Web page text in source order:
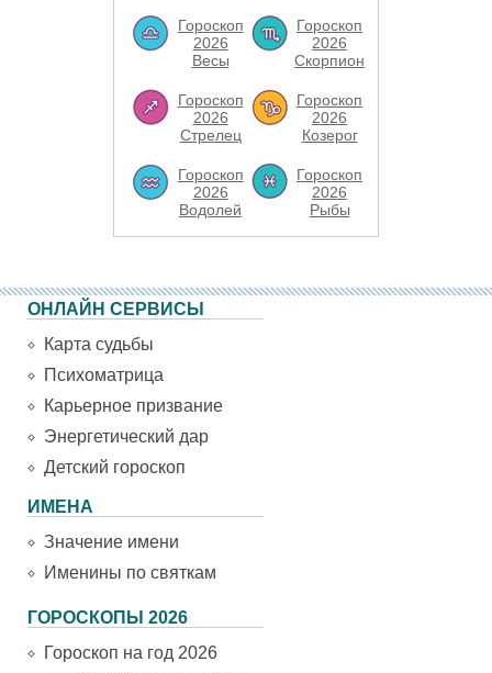
Гороскоп
2026
Весы
Гороскоп
2026
Скорпион
Гороскоп
2026
Стрелец
Гороскоп
2026
Козерог
Гороскоп
2026
Водолей
Гороскоп
2026
Рыбы
ОНЛАЙН СЕРВИСЫ
Карта судьбы
Психоматрица
Карьерное призвание
Энергетический дар
Детский гороскоп
ИМЕНА
Значение имени
Именины по святкам
ГОРОСКОПЫ 2026
Гороскоп на год 2026